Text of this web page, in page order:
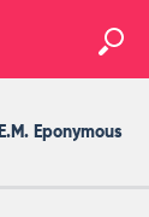
Eponymous